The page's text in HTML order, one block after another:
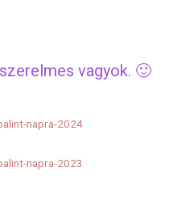
vagyok. 🙂
napra-2024
napra-2023